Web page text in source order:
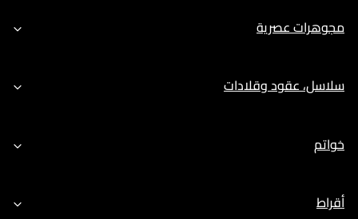
مجوهرات عصرية
سلاسل، عقود وقلادات
خواتم
أقراط